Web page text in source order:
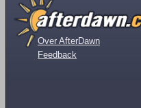
Over AfterDawn
Feedback